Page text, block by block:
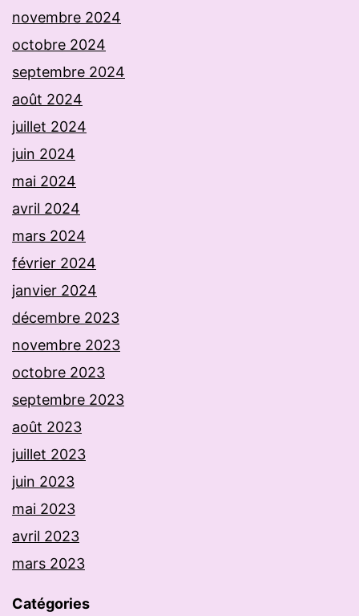
novembre 2024
octobre 2024
septembre 2024
août 2024
juillet 2024
juin 2024
mai 2024
avril 2024
mars 2024
février 2024
janvier 2024
décembre 2023
novembre 2023
octobre 2023
septembre 2023
août 2023
juillet 2023
juin 2023
mai 2023
avril 2023
mars 2023
Catégories